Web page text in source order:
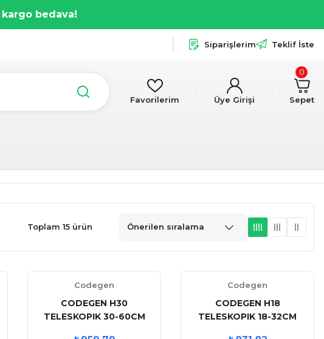
kargo bedava!
Siparişlerim Teklif İste
Favorilerim Üye Girişi Sepet
0
Toplam 15 ürün
Codegen
CODEGEN H30
TELESKOPIK 30-60CM
Codegen
CODEGEN H18
TELESKOPIK 18-32CM